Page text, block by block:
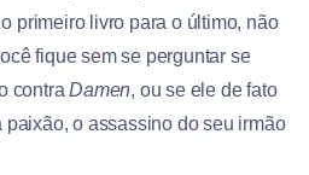
primeiro livro para o último, não
fique sem se perguntar se
contraDamen, ou se ele de fato
o assassino do seu irmão